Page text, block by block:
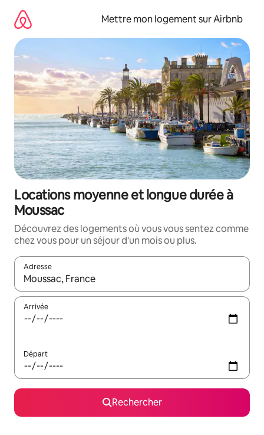
directement
contenu
Mettre mon logement sur Airbnb
Locations moyenne et longue durée à
Moussac
Découvrez des logements où vous vous sentez comme
chez vous pour un séjour d'un mois ou plus.
Adresse
Lorsque les résultats s'affichent, utilisez les flèches vers le
Arrivée
Départ
Rechercher